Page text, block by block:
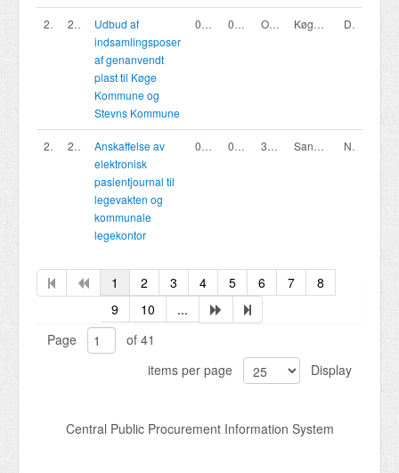
200419956 2026-011310
Udbud af
indsamlingsposer
af genanvendt
plast til Køge
Kommune og
Stevns Kommune
07/08/2026 07/09/2026 23:59 Offentligt udbud - Udbudsloven (Køge) Køge Kommune Denmark
200419957 26/08437
Anskaffelse av
elektronisk
pasientjournal til
legevakten og
kommunale
legekontor
07/08/2026 03/09/2026 12:00 3.Åpen tilbudskonkurranse under EØS-terskelverdi (Nasjonal, ett trinn) Sandnes kommune Norway
1 2 3 4 5 6 7
8
9
10
...
Page
of 41
items per page
Display
Central Public Procurement Information System